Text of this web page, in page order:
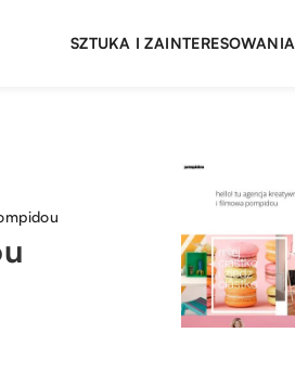
SZTUKA I ZAINTERESOWANIA